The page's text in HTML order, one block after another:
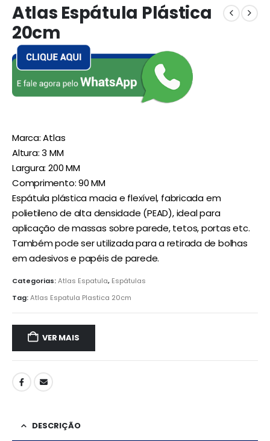
Atlas Espátula Plástica
20cm
Marca: Atlas
Altura: 3 MM
Largura: 200 MM
Comprimento: 90 MM
Espátula plástica macia e flexível, fabricada em
polietileno de alta densidade (PEAD), ideal para
aplicação de massas sobre parede, tetos, portas etc.
Também pode ser utilizada para a retirada de bolhas
em adesivos e papéis de parede.
Categorias:Atlas Espatula, Espátulas
Tag:Atlas Espatula Plastica 20cm
VER MAIS
DESCRIÇÃO